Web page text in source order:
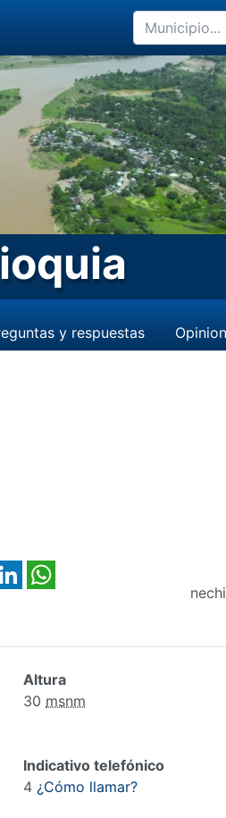
y respuestas
Altura
30 msnm
Indicativo telefónico
4 ¿Cómo llamar?